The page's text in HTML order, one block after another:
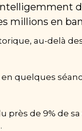
millions en
au-delà
en quelques
près de 9% de sa